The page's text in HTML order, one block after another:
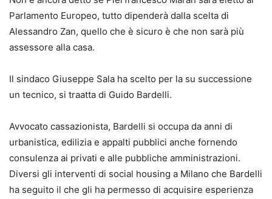
Parlamento Europeo, tutto dipenderà dalla scelta di
Alessandro Zan, quello che è sicuro è che non sarà più
assessore alla casa.
Il sindaco Giuseppe Sala ha scelto per la su successione
un tecnico, si traatta di Guido Bardelli.
Avvocato cassazionista, Bardelli si occupa da anni di
urbanistica, edilizia e appalti pubblici anche fornendo
consulenza ai privati e alle pubbliche amministrazioni.
Diversi gli interventi di social housing a Milano che Bardelli
ha seguito il che gli ha permesso di acquisire esperienza